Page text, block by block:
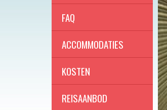
FAQ
ACCOMMODATIES
KOSTEN
REISAANBOD